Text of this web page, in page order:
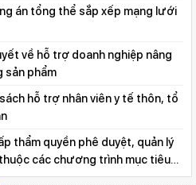
án tổng thể sắp xếp mạng lưới
về hỗ trợ doanh nghiệp nâng
sản phẩm
hỗ trợ nhân viên y tế thôn, tổ
thẩm quyền phê duyệt, quản lý
các chương trình mục tiêu